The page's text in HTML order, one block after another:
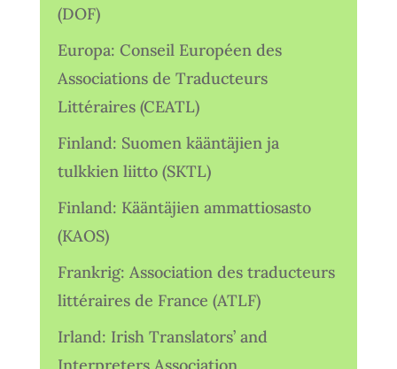
(DOF)
Europa: Conseil Européen des
Associations de Traducteurs
Littéraires (CEATL)
Finland: Suomen kääntäjien ja
tulkkien liitto (SKTL)
Finland: Kääntäjien ammattiosasto
(KAOS)
Frankrig: Association des traducteurs
littéraires de France (ATLF)
Irland: Irish Translators’ and
Interpreters Association